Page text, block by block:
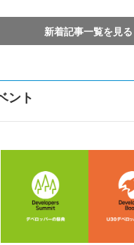
新着記事一覧を見る
ント